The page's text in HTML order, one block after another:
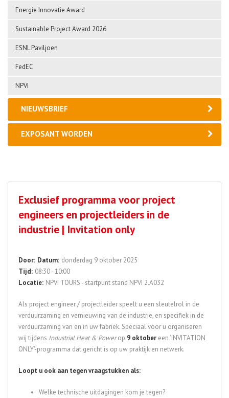
Energie Innovatie Award
Sustainable Project Award 2026
ESNL Paviljoen
FedEC
NPVI
NIEUWSBRIEF
EXPOSANT WORDEN
Exclusief programma voor project
engineers en projectleiders in de
industrie | Invitation only
Door: Datum: donderdag 9 oktober 2025
Tijd: 08:30 - 10:00
Locatie: NPVI TOURS - startpunt stand NPVI 2.A032
Als project engineer / projectleider speelt u een sleutelrol in de
verduurzaming en vernieuwing van de industrie, en specifiek in de
verduurzaming van en in uw fabriek. Speciaal voor u organiseren
wij tijdens Industrial Heat & Powerop 9 oktober een ‘INVITATION
ONLY’-programma dat gericht is op uw praktijk en netwerk.
Loopt u ook aan tegen vraagstukken als:
Welke technische uitdagingen kom je tegen?